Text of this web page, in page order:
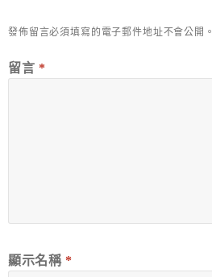
發佈留言必須填寫的電子郵件地址不會公開。
留言 *
顯示名稱 *